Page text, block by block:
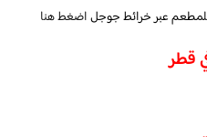
عبر خرائط جوجلاضغط هنا
قطر